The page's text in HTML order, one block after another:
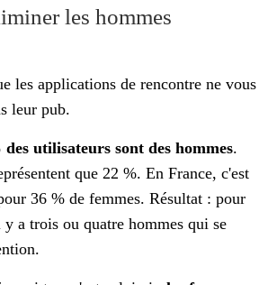
les hommes
les applications de rencontre ne vous
leur pub.
des utilisateurs sont des hommes.
que 22 %. En France, c'est
36 % de femmes. Résultat : pour
a trois ou quatre hommes qui se